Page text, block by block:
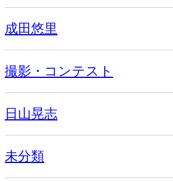
成田悠里
撮影・コンテスト
日山晃志
未分類